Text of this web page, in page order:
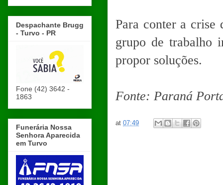
Para conter a crise
grupo de trabalho
propor soluções.
Fonte: Paraná
at 07:49
Despachante Brugg
- Turvo - PR
Fone (42) 3642 -
1863
Funerária Nossa
Senhora Aparecida
em Turvo